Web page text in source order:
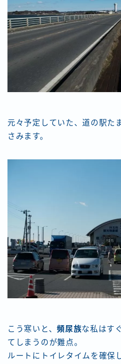
元々予定していた、道の駅た
さみます。
こう寒いと、頻尿族な私はす
てしまうのが難点。
ルートにトイレタイムを確保